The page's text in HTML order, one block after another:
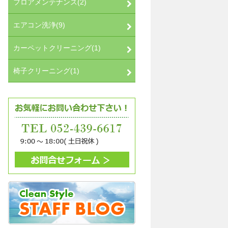
フロアメンテナンス(2)
エアコン洗浄(9)
カーペットクリーニング(1)
椅子クリーニング(1)